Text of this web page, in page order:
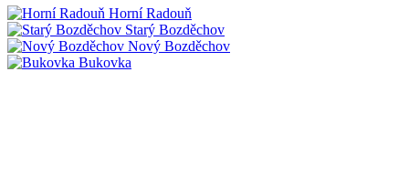
Horní Radouň
Starý Bozděchov
Nový Bozděchov
Bukovka